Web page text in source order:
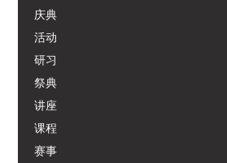
庆典
活动
研习
祭典
讲座
课程
赛事